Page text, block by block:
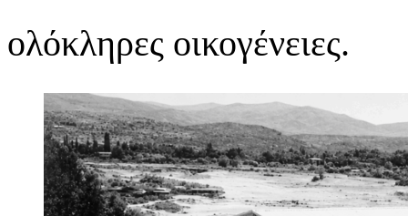
ολόκληρες οικογένειες.